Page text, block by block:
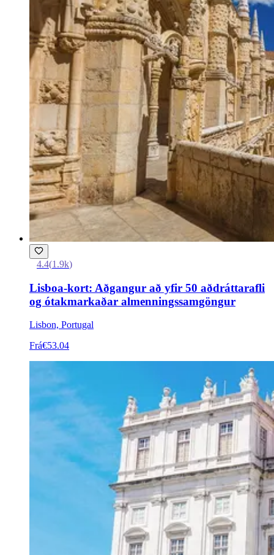
4.4(1.9k)
Lisboa-kort: Aðgangur að yfir 50 aðdráttarafli
og ótakmarkaðar almenningssamgöngur
Lisbon, Portugal
Frá€53.04